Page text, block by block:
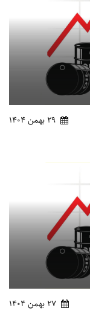
29 بهمن 1404
27 بهمن 1404